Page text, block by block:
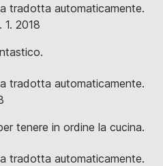
tradotta automaticamente.
1. 2018
tradotta automaticamente.
tenere in ordine la cucina.
tradotta automaticamente.